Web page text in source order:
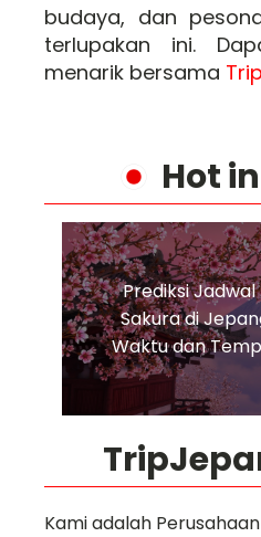
budaya, dan
terlupakan ini.
menarik bersama
Hot
Prediksi
Sakura di
Waktu dan
Kami adalah